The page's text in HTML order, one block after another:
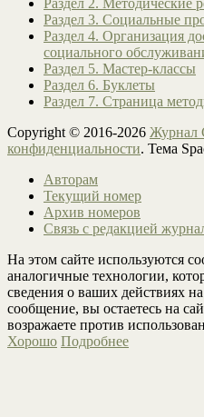
Раздел 2. Методические
Раздел 3. Социальные
Раздел 4. Организация
социального
Раздел 5. Мастер-классы
Раздел 6. Буклеты
Раздел 7. Страница
Copyright © 2016-2026
конфиденциальности. Тема
Авторам
Текущий номер
Архив номеров
Связь с редакцией
На этом сайте используются
аналогичные технологии,
сведения о ваших действиях
сообщение, вы остаетесь на
возражаете против
Хорошо Подробнее